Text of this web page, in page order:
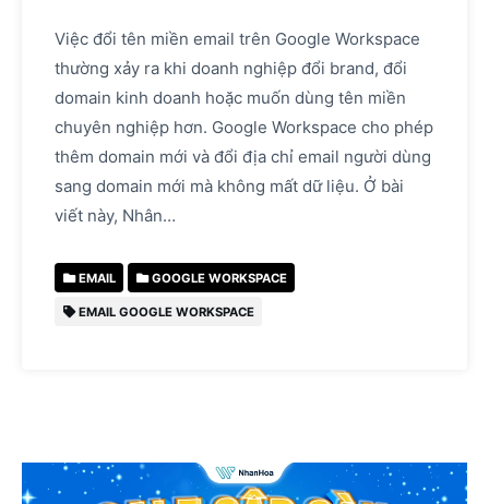
Việc đổi tên miền email trên Google Workspace
thường xảy ra khi doanh nghiệp đổi brand, đổi
domain kinh doanh hoặc muốn dùng tên miền
chuyên nghiệp hơn. Google Workspace cho phép
thêm domain mới và đổi địa chỉ email người dùng
sang domain mới mà không mất dữ liệu. Ở bài
viết này, Nhân…
EMAIL GOOGLE WORKSPACE
EMAIL GOOGLE WORKSPACE